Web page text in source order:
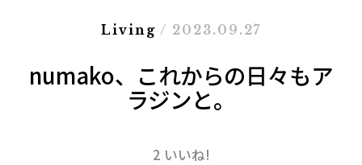
Living / 2023.09.27
numako、これからの日々もア
ラジンと。
2 いいね!